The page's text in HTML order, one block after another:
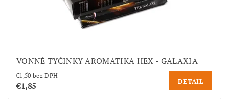
VONNÉ TYČINKY AROMATIKA HEX - GALAXIA
€1,50 bez DPH
€1,85 DETAIL